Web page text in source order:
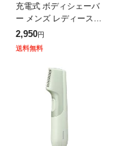
充電式 ボディシェーバ
ー メンズ レディース VI
O 全身対応 電気シェー
バー 電動バリカン 髭剃
り ひげそり トリマー
2,950円
送料無料